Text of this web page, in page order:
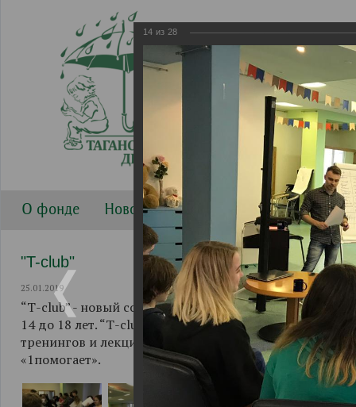
О фонде Новости Направления работы
"T-club"
25.01.2019
“Т-club” - новый совместный проект Таганского
14 до 18 лет. “Т-club” начал свою работу 1 декабря
тренингов и лекций, при активном участии ФГБОУ
«1помогает».
14 из 28